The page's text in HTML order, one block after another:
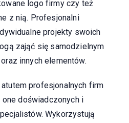
logo firmy czy też
z nią. Profesjonalni
projekty swoich
zająć się samodzielnym
innych elementów.
profesjonalnych firm
doświadczonych i
Wykorzystują